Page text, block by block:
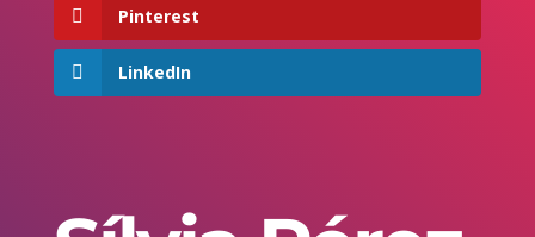
Pinterest
LinkedIn